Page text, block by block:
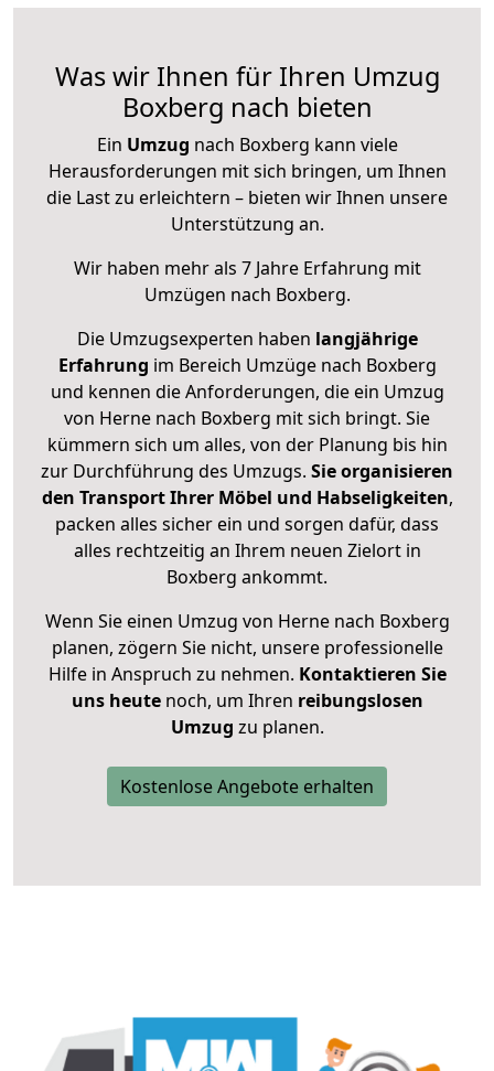
Was wir Ihnen für Ihren Umzug
Boxberg nach bieten
Ein Umzug nach Boxberg kann viele
Herausforderungen mit sich bringen, um Ihnen
die Last zu erleichtern – bieten wir Ihnen unsere
Unterstützung an.
Wir haben mehr als 7 Jahre Erfahrung mit
Umzügen nach Boxberg.
Die Umzugsexperten haben langjährige
Erfahrung im Bereich Umzüge nach Boxberg
und kennen die Anforderungen, die ein Umzug
von Herne nach Boxberg mit sich bringt. Sie
kümmern sich um alles, von der Planung bis hin
zur Durchführung des Umzugs. Sie organisieren
den Transport Ihrer Möbel und Habseligkeiten,
packen alles sicher ein und sorgen dafür, dass
alles rechtzeitig an Ihrem neuen Zielort in
Boxberg ankommt.
Wenn Sie einen Umzug von Herne nach Boxberg
planen, zögern Sie nicht, unsere professionelle
Hilfe in Anspruch zu nehmen. Kontaktieren Sie
uns heutenoch, um Ihren reibungslosen
Umzug zu planen.
Kostenlose Angebote erhalten